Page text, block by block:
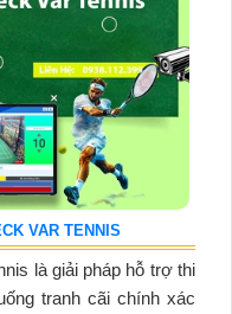
VAR TENNIS
là giải pháp hỗ trợ thi
tranh cãi chính xác